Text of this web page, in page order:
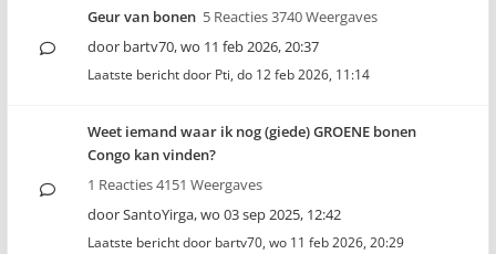
Geur van bonen 5 Reacties 3740 Weergaves
door bartv70,wo 11 feb 2026, 20:37
Laatste bericht door Pti, do 12 feb 2026, 11:14
Weet iemand waar ik nog (giede) GROENE bonen
Congo kan vinden?
1 Reacties 4151 Weergaves
doorSantoYirga,wo 03 sep 2025, 12:42
Laatste bericht door bartv70, wo 11 feb 2026, 20:29